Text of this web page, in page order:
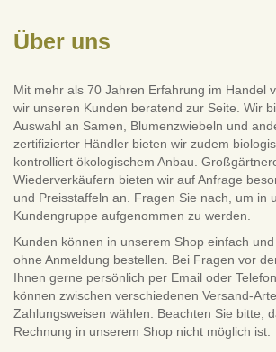
Über uns
Mit mehr als 70 Jahren Erfahrung im Handel
wir unseren Kunden beratend zur Seite. Wir
Auswahl an Samen, Blumenzwiebeln und
zertifizierter Händler bieten wir zudem
kontrolliert ökologischem Anbau.
Wiederverkäufern bieten wir auf Anfrage
und Preisstaffeln an. Fragen Sie nach, um in
Kundengruppe aufgenommen zu werden.
Kunden können in unserem Shop einfach
ohne Anmeldung bestellen. Bei Fragen vor
Ihnen gerne persönlich per Email oder
können zwischen verschiedenen Versand-
Zahlungsweisen wählen. Beachten Sie bitte,
Rechnung in unserem Shop nicht möglich ist.